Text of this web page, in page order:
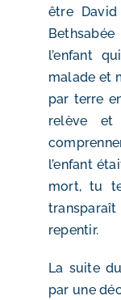
être
l’enfant
malade et
par terre
relève et
l’enfant
mort, tu
repentir.
La suite
par une